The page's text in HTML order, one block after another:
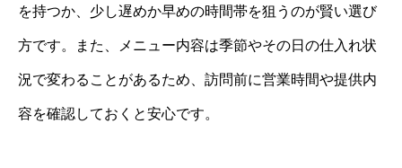
を持つか、少し遅めか早めの時間帯を狙うのが賢い選び
方です。また、メニュー内容は季節やその日の仕入れ状
況で変わることがあるため、訪問前に営業時間や提供内
容を確認しておくと安心です。